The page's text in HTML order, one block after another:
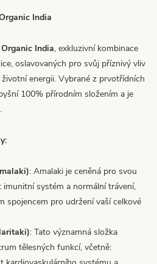
India
Organic India, exkluzivní kombinace
oslavovaných pro svůj příznivý vliv
energii. Vybrané z prvotřídních
100% přírodním složením a je
: Amalaki je ceněná pro svou
systém a normální trávení,
spojencem pro udržení vaší celkové
: Tato významná složka
tělesných funkcí, včetně: